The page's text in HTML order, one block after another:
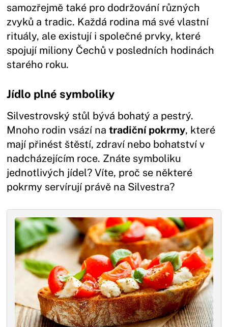
samozřejmě také pro dodržování různých
zvyků a tradic. Každá rodina má své vlastní
rituály, ale existují i společné prvky, které
spojují miliony Čechů v posledních hodinách
starého roku.
Jídlo plné symboliky
Silvestrovský stůl bývá bohatý a pestrý.
Mnoho rodin vsází natradiční pokrmy, které
mají přinést štěstí, zdraví nebo bohatství v
nadcházejícím roce. Znáte symboliku
jednotlivých jídel? Víte, proč se některé
pokrmy servírují právě na Silvestra?